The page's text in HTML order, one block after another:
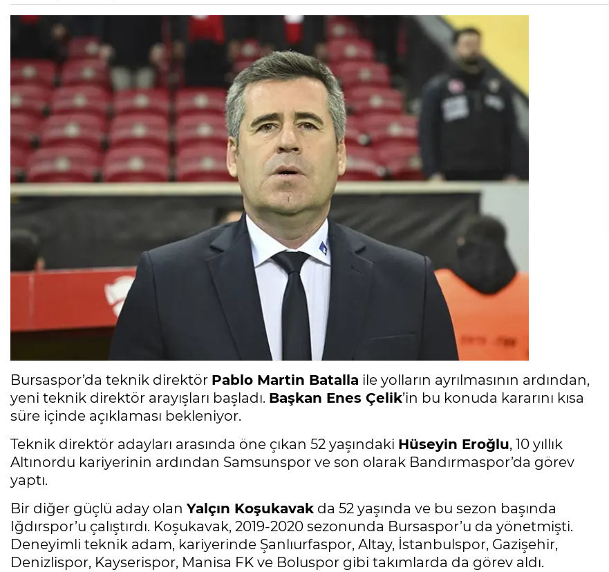
Bursaspor’da teknik direktör Pablo Martin Batalla ile yolların ayrılmasının ardından,
yeni teknik direktör arayışları başladı. Başkan Enes Çelik’in bu konuda kararını kısa
süre içinde açıklaması bekleniyor.
Teknik direktör adayları arasında öne çıkan 52 yaşındaki Hüseyin Eroğlu, 10 yıllık
Altınordu kariyerinin ardından Samsunspor ve son olarak Bandırmaspor’da görev
yaptı.
Bir diğer güçlü aday olan Yalçın Koşukavak da 52 yaşında ve bu sezon başında
Iğdırspor’u çalıştırdı. Koşukavak, 2019-2020 sezonunda Bursaspor’u da yönetmişti.
Deneyimli teknik adam, kariyerinde Şanlıurfaspor, Altay, İstanbulspor, Gazişehir,
Denizlispor, Kayserispor, Manisa FK ve Boluspor gibi takımlarda da görev aldı.